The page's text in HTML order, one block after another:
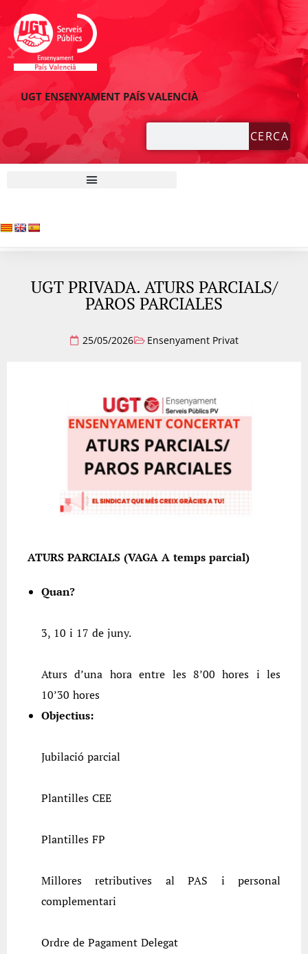
UGT ENSENYAMENT PAÍS VALENCIÀ
CERCA
UGT PRIVADA. ATURS PARCIALS/
PAROS PARCIALES
25/05/2026 Ensenyament Privat
ATURS PARCIALS (VAGA A temps parcial)
Quan?
3, 10 i 17 de juny.
Aturs d’una hora entre les 8’00 hores i les
10’30 hores
Objectius:
Jubilació parcial
Plantilles CEE
Plantilles FP
Millores retributives al PAS i personal
complementari
Ordre de Pagament Delegat